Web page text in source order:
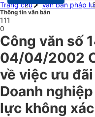
Trang chủ
Văn bản pháp
Thông tin văn bản
111
0
Công văn số
04/04/2002
về việc ưu
Doanh
lực không